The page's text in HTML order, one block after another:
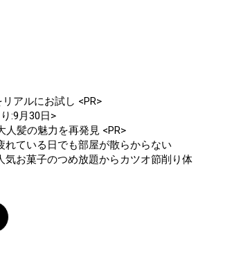
アルにお試し <PR>
:9月30日>
髪の魅力を再発見 <PR>
ている日でも部屋が散らからない
お菓子のつめ放題からカツオ節削り体